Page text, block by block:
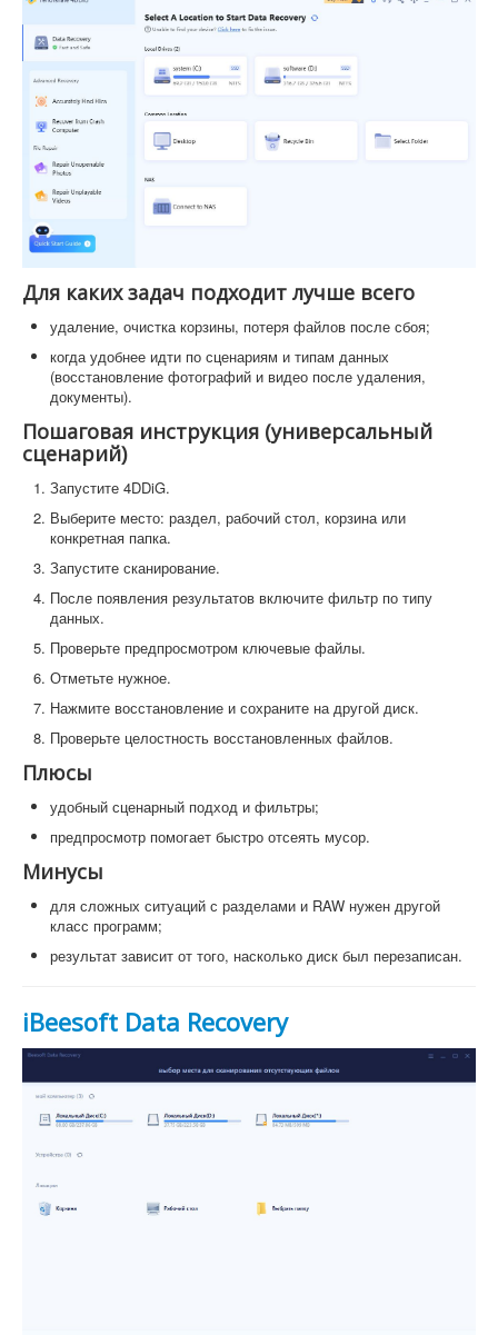
Для каких задач подходит лучше всего
удаление, очистка корзины, потеря файлов после сбоя;
когда удобнее идти по сценариям и типам данных
(восстановление фотографий и видео после удаления,
документы).
Пошаговая инструкция (универсальный
сценарий)
Запустите 4DDiG.
Выберите место: раздел, рабочий стол, корзина или
конкретная папка.
Запустите сканирование.
После появления результатов включите фильтр по типу
данных.
Проверьте предпросмотром ключевые файлы.
Отметьте нужное.
Нажмите восстановление и сохраните на другой диск.
Проверьте целостность восстановленных файлов.
Плюсы
удобный сценарный подход и фильтры;
предпросмотр помогает быстро отсеять мусор.
Минусы
для сложных ситуаций с разделами и RAW нужен другой
класс программ;
результат зависит от того, насколько диск был перезаписан.
iBeesoft Data Recovery